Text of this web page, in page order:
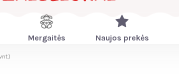
Mergaitės Naujos prekės